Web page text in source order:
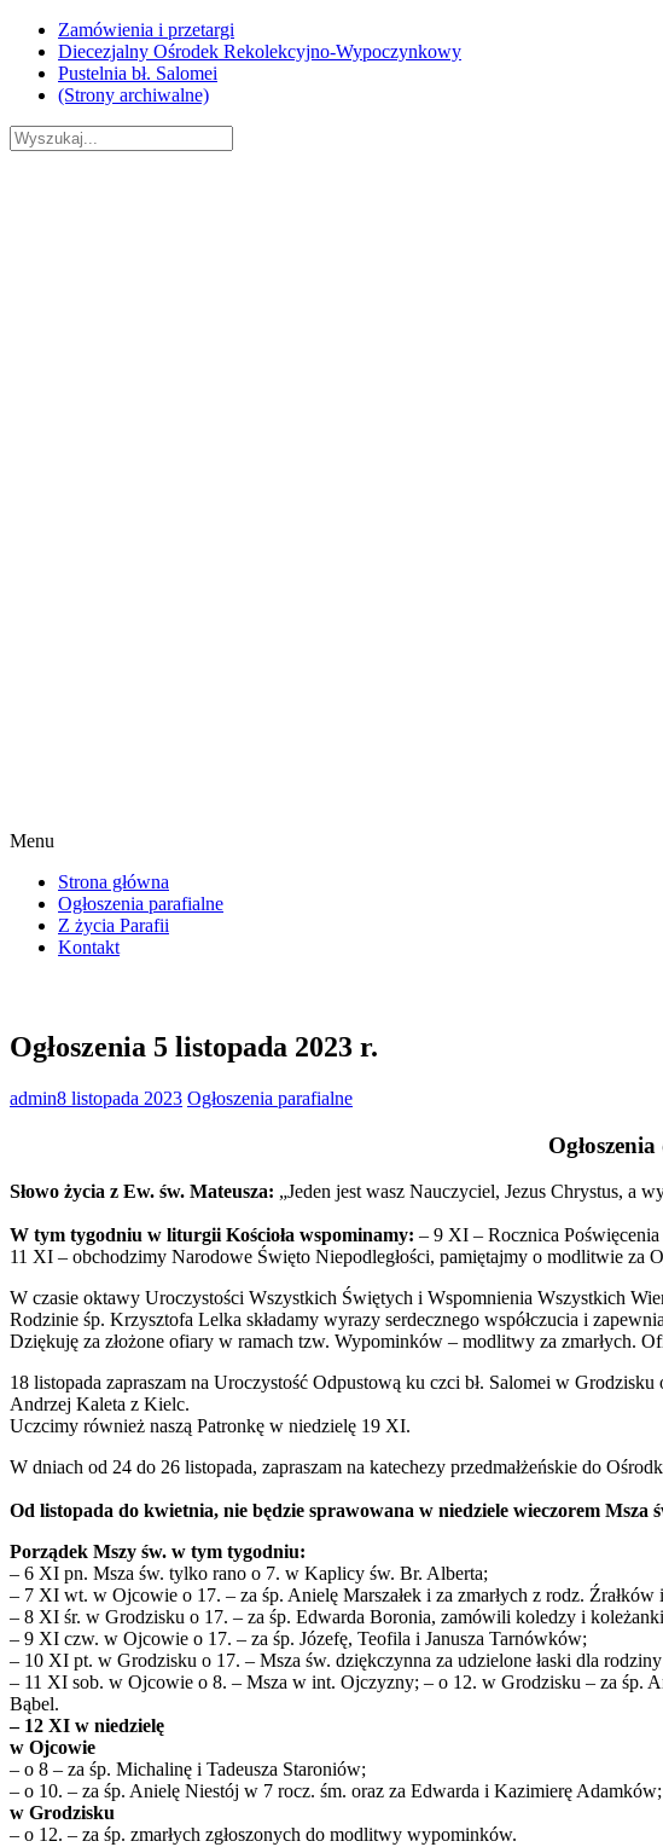
Skip
content
Zamówienia i przetargi
Diecezjalny Ośrodek Rekolekcyjno-Wypoczynkowy
Pustelnia bł. Salomei
(Strony archiwalne)
Menu
Strona główna
Ogłoszenia parafialne
Z życia Parafii
Kontakt
Ogłoszenia 5 listopada 2023 r.
admin8 listopada 2023 Ogłoszenia parafialne
Słowo życia z Ew. św. Mateusza: „Jeden jest wasz Nauczyciel, Jezus Chrystus, a
W tym tygodniu w liturgii Kościoła wspominamy: – 9 XI – Rocznica
11 XI – obchodzimy Narodowe Święto Niepodległości, pamiętajmy o modlitwie za
W czasie oktawy Uroczystości Wszystkich Świętych i Wspomnienia Wszystkich
Rodzinie śp. Krzysztofa Lelka składamy wyrazy serdecznego współczucia i
Dziękuję za złożone ofiary w ramach tzw. Wypominków – modlitwy za zmarłych.
18 listopada zapraszam na Uroczystość Odpustową ku czci bł. Salomei w
Andrzej Kaleta z Kielc.
Uczcimy również naszą Patronkę w niedzielę 19 XI.
W dniach od 24 do 26 listopada, zapraszam na katechezy przedmałżeńskie do
Od listopada do kwietnia, nie będzie sprawowana w niedziele wieczorem Msza
Porządek Mszy św. w tym tygodniu:
– 6 XI pn. Msza św. tylko rano o 7. w Kaplicy św. Br. Alberta;
– 7 XI wt. w Ojcowie o 17. – za śp. Anielę Marszałek i za zmarłych z rodz. Źrałków
– 8 XI śr. w Grodzisku o 17. – za śp. Edwarda Boronia, zamówili koledzy i
– 9 XI czw. w Ojcowie o 17. – za śp. Józefę, Teofila i Janusza Tarnówków;
– 10 XI pt. w Grodzisku o 17. – Msza św. dziękczynna za udzielone łaski dla
– 11 XI sob. w Ojcowie o 8. – Msza w int. Ojczyzny; – o 12. w Grodzisku – za śp.
Bąbel.
– 12 XI w niedzielę
w Ojcowie
– o 8 – za śp. Michalinę i Tadeusza Staroniów;
– o 10. – za śp. Anielę Niestój w 7 rocz. śm. oraz za Edwarda i Kazimierę Adamków;
w Grodzisku
– o 12. – za śp. zmarłych zgłoszonych do modlitwy wypominków.